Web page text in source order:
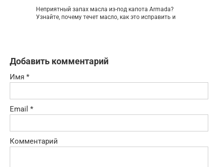
Неприятный запах масла из-под капота Armada?
Узнайте, почему течет масло, как это исправить и
Добавить комментарий
Имя *
Email *
Комментарий